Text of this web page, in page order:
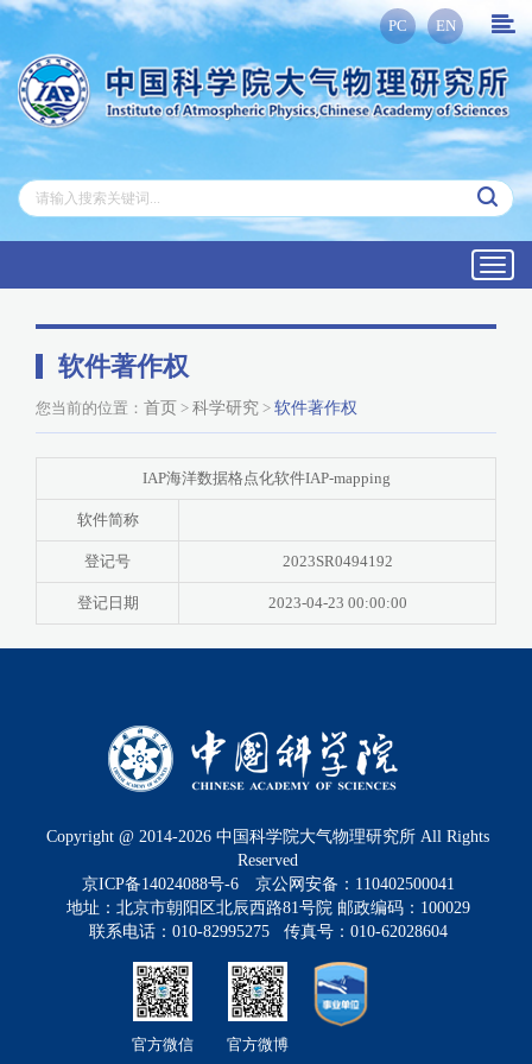
PC EN
软件著作权
您当前的位置： 首页 > 科学研究 > 软件著作权
IAP海洋数据格点化软件IAP-mapping
软件简称
登记号 2023SR0494192
登记日期 2023-04-23 00:00:00
Copyright @ 2014-2026 中国科学院大气物理研究所 All Rights
Reserved
京ICP备14024088号-6
京公网安备：110402500041
地址：北京市朝阳区北辰西路81号院 邮政编码：100029
联系电话：010-82995275 传真号：010-62028604
官方微信 官方微博